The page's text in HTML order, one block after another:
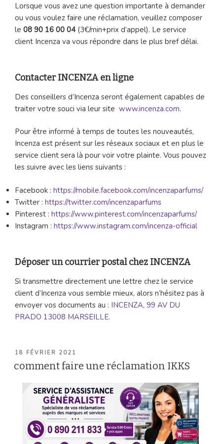
Lorsque vous avez une question importante à demander
ou vous voulez faire une réclamation, veuillez composer
le 08 90 16 00 04(3€/min+prix d’appel). Le service
client Incenza va vous répondre dans le plus bref délai.
Contacter INCENZA en ligne
Des conseillers d’Incenza seront également capables de
traiter votre souci via leur site www.incenza.com.
Pour être informé à temps de toutes les nouveautés,
Incenza est présent sur les réseaux sociaux et en plus le
service client sera là pour voir votre plainte. Vous pouvez
les suivre avec les liens suivants :
Facebook : https://mobile.facebook.com/incenzaparfums/
Twitter : https://twitter.com/incenzaparfums
Pinterest : https://www.pinterest.com/incenzaparfums/
Instagram : https://www.instagram.com/incenza-official
Déposer un courrier postal chez INCENZA
Si transmettre directement une lettre chez le service
client d’Incenza vous semble mieux, alors n’hésitez pas à
envoyer vos documents au : INCENZA, 99 AV DU
PRADO 13008 MARSEILLE.
PUBLIÉ
18 FÉVRIER 2021
comment faire une réclamation IKKS